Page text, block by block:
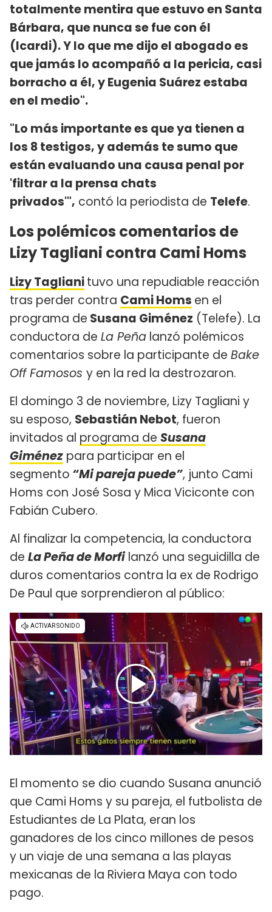
totalmente mentira que estuvo en Santa
Bárbara, que nunca se fue con él
(Icardi). Y lo que me dijo el abogado es
que jamás lo acompañó a la pericia, casi
borracho a él, y Eugenia Suárez estaba
en el medio".
"Lo más importante es que ya tienen a
los 8 testigos, y además te sumo que
están evaluando una causa penal por
'filtrar a la prensa chats
privados'", contó la periodista de Telefe.
Los polémicos comentarios de
Lizy Tagliani contra Cami Homs
Lizy Taglianituvo una repudiable reacción
tras perder contra Cami Homs en el
programa de Susana Giménez (Telefe). La
conductora de La Peña lanzó polémicos
comentarios sobre la participante de Bake
Off Famosos y en la red la destrozaron.
El domingo 3 de noviembre, Lizy Tagliani y
su esposo, Sebastián Nebot, fueron
invitados al programa de Susana
Giménez para participar en el
segmento “Mi pareja puede”, junto Cami
Homs con José Sosa y Mica Viciconte con
Fabián Cubero.
Al finalizar la competencia, la conductora
de La Peña de Morfilanzó una seguidilla de
duros comentarios contra la ex de Rodrigo
De Paul que sorprendieron al público:
El momento se dio cuando Susana anunció
que Cami Homs y su pareja, el futbolista de
Estudiantes de La Plata, eran los
ganadores de los cinco millones de pesos
y un viaje de una semana a las playas
mexicanas de la Riviera Maya con todo
pago.